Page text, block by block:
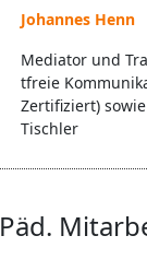
Johannes Henn
Mediator und
tfreie
Zertifiziert)
Tischler
Päd.